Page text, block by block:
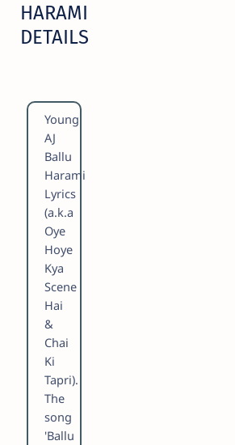
HARAMI
DETAILS
Young
AJ
Ballu
Harami
Lyrics
(a.k.a
Oye
Hoye
Kya
Scene
Hai
&
Chai
Ki
Tapri).
The
song
'Ballu